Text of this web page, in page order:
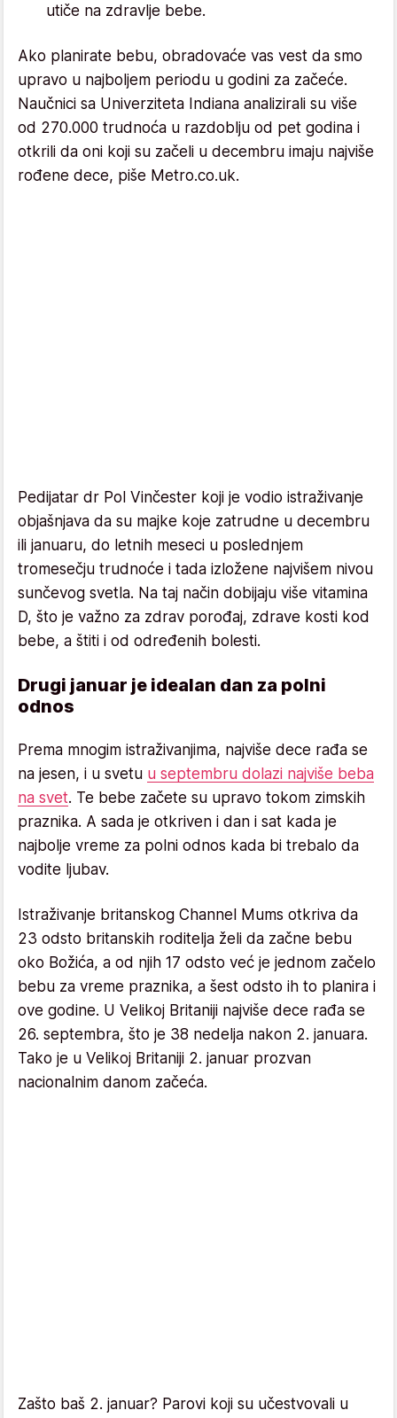
utiče na zdravlje bebe.
Ako planirate bebu, obradovaće vas vest da smo
upravo u najboljem periodu u godini za začeće.
Naučnici sa Univerziteta Indiana analizirali su više
od 270.000 trudnoća u razdoblju od pet godina i
otkrili da oni koji su začeli u decembru imaju najviše
rođene dece, piše Metro.co.uk.
Pedijatar dr Pol Vinčester koji je vodio istraživanje
objašnjava da su majke koje zatrudne u decembru
ili januaru, do letnih meseci u poslednjem
tromesečju trudnoće i tada izložene najvišem nivou
sunčevog svetla. Na taj način dobijaju više vitamina
D, što je važno za zdrav porođaj, zdrave kosti kod
bebe, a štiti i od određenih bolesti.
Drugi januar je idealan dan za polni
odnos
Prema mnogim istraživanjima, najviše dece rađa se
na jesen, i u svetu u septembru dolazi najviše beba
na svet. Te bebe začete su upravo tokom zimskih
praznika. A sada je otkriven i dan i sat kada je
najbolje vreme za polni odnos kada bi trebalo da
vodite ljubav.
Istraživanje britanskog Channel Mums otkriva da
23 odsto britanskih roditelja želi da začne bebu
oko Božića, a od njih 17 odsto već je jednom začelo
bebu za vreme praznika, a šest odsto ih to planira i
ove godine. U Velikoj Britaniji najviše dece rađa se
26. septembra, što je 38 nedelja nakon 2. januara.
Tako je u Velikoj Britaniji 2. januar prozvan
nacionalnim danom začeća.
Zašto baš 2. januar? Parovi koji su učestvovali u